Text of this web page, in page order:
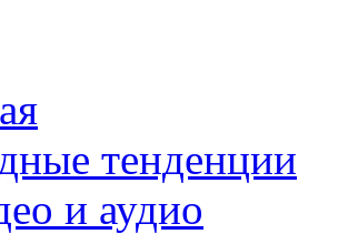
тенденции
и аудио